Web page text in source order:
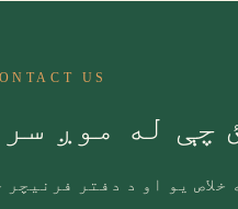
US
چې له موږ
خلاص یو او د دفتر